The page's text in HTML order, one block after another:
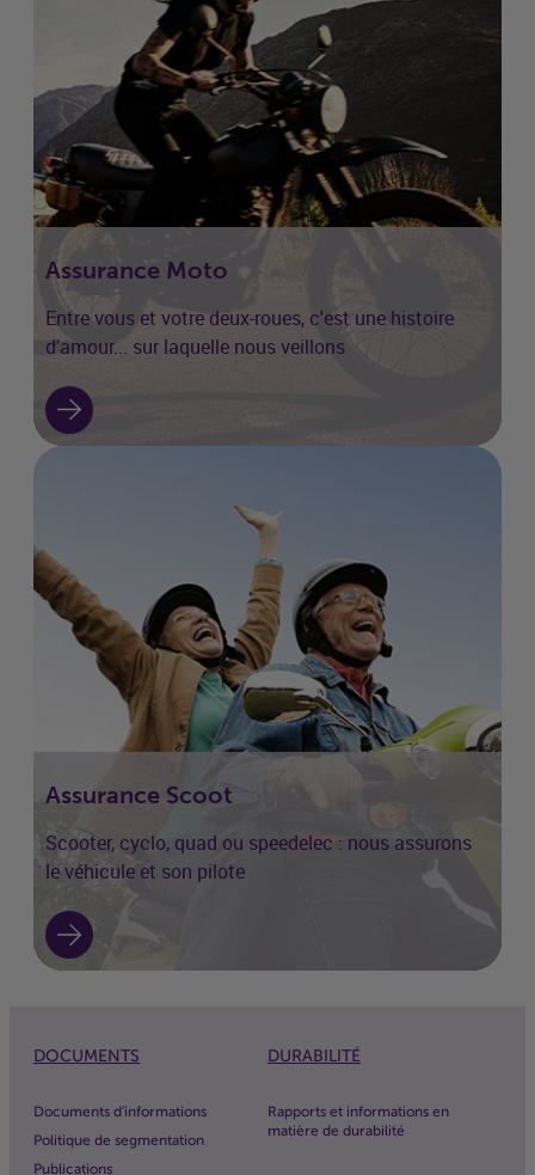
Assurance Moto
Entre vous et votre deux-roues, c'est une histoire
d'amour... sur laquelle nous veillons
Assurance Scoot
Scooter, cyclo, quad ou speedelec : nous assurons
le véhicule et son pilote
DOCUMENTS
Documents d'informations
Politique de segmentation
Publications
DURABILITÉ
Rapports et informations en
matière de durabilité